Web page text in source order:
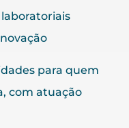
para quem
com atuação